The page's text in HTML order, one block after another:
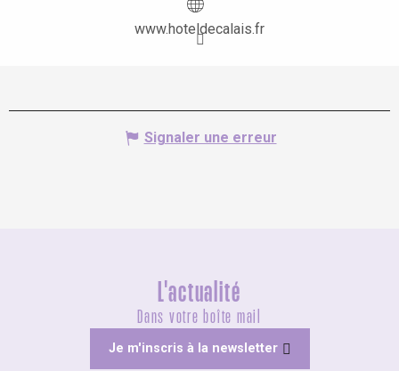
www.hoteldecalais.fr
Signaler une erreur
L'actualité
Dans votre boîte mail
Je m'inscris à la newsletter